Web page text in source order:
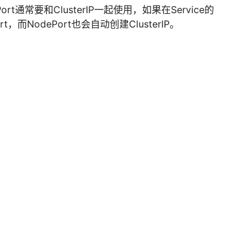
通常要和ClusterIP一起使用，如果在Service的
而NodePort也会自动创建ClusterIP。